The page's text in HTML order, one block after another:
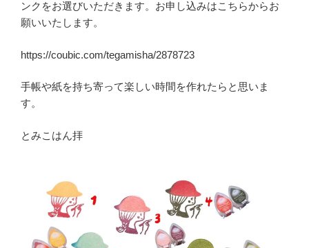
ンクをお選びいただきます。お申し込みはこちらからお
願いいたします。
https://coubic.com/tegamisha/2878723
手帳や紙を持ち寄って楽しい時間を作れたらと思いま
す。
とみこはん拝